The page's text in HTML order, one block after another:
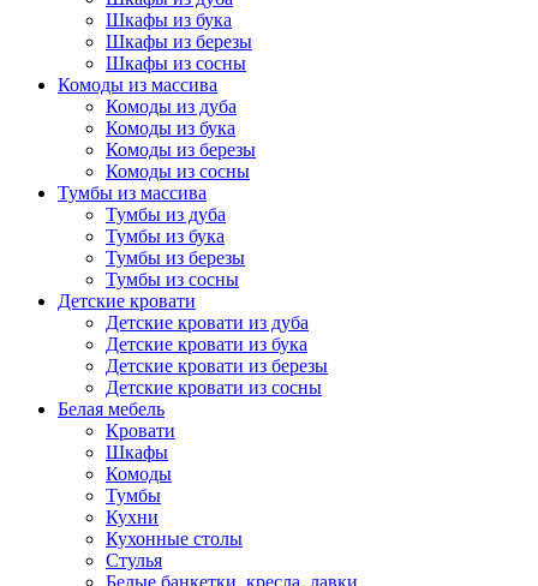
Шкафы из бука
Шкафы из березы
Шкафы из сосны
Комоды из массива
Комоды из дуба
Комоды из бука
Комоды из березы
Комоды из сосны
Тумбы из массива
Тумбы из дуба
Тумбы из бука
Тумбы из березы
Тумбы из сосны
Детские кровати
Детские кровати из дуба
Детские кровати из бука
Детские кровати из березы
Детские кровати из сосны
Белая мебель
Кровати
Шкафы
Комоды
Тумбы
Кухни
Кухонные столы
Стулья
Белые банкетки, кресла, лавки